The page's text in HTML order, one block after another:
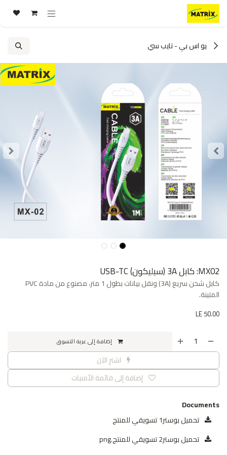
تخطي للذهاب إلى المحتوى
يو اس بي - تايب سي
MX02: كابل 3A (سيليكون) USB-TC
كابل شحن سريع (3A) ونقل بيانات بطول 1 متر، مصنوع من مادة PVC
المتينة.
50.00
إضافة إلى قائمة الأمنيات
Documents
تحميل بوستر1 تسويقي للمنتج
تحميل بوستر2 تسويقي للمنتج.png